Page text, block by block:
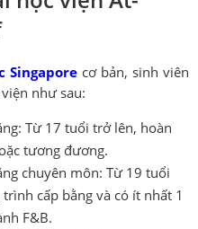
Singapore cơ bản, sinh viên
như sau:
Từ 17 tuổi trở lên, hoàn
tương đương.
chuyên môn: Từ 19 tuổi
cấp bằng và có ít nhất 1
F&B.